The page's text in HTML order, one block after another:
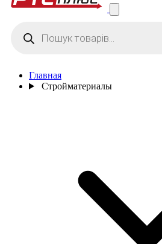
товаров
Главная
Стройматериалы